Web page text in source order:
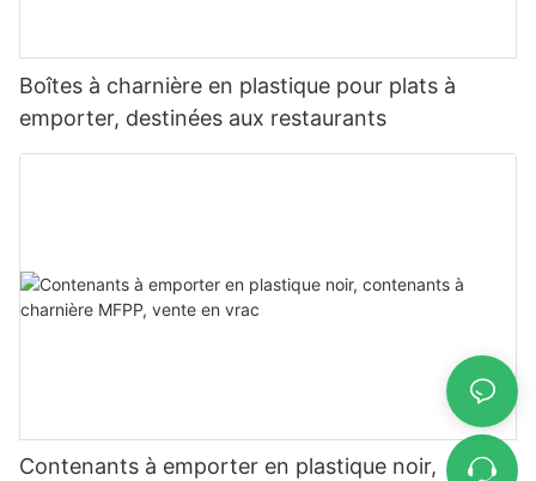
Boîtes à charnière en plastique pour plats à
emporter, destinées aux restaurants
Contenants à emporter en plastique noir,